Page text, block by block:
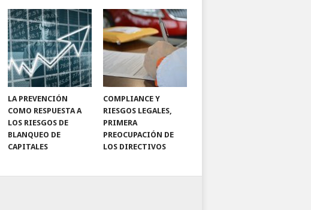
LA PREVENCIÓN
COMO RESPUESTA A
LOS RIESGOS DE
BLANQUEO DE
CAPITALES
COMPLIANCE Y
RIESGOS LEGALES,
PRIMERA
PREOCUPACIÓN DE
LOS DIRECTIVOS